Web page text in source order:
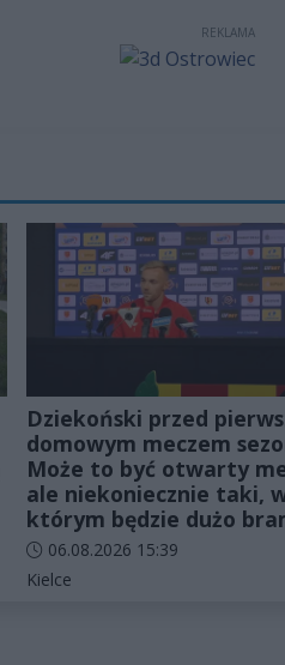
REKLAMA
Dziekoński przed
domowym meczem
Może to być otwarty
ale niekoniecznie taki,
którym będzie dużo
Data dodania artykułu:
06.08.2026 15:39
Kategorie artykułu:
Kielce